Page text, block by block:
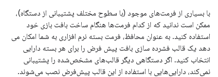
با بسیاری از فرمت‌های موجود (با سطوح مختلف پشتیبانی از دستگاه)،
ممکن است ندانید که از کدام فرمت‌ها هنگام ساخت بافت بازی خود
استفاده کنید. به عنوان محافظ، فرمت بسته نرم افزاری به شما امکان می
دهد یک قالب فشرده سازی بافت پیش فرض را برای هر بسته دارایی
انتخاب کنید. اگر دستگاهی دیگر قالب‌های مشخص‌شده را پشتیبانی
نمی‌کند، دارایی‌هایی با استفاده از این قالب پیش‌فرض نصب می‌شوند.